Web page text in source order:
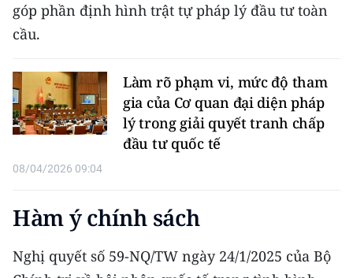
góp phần định hình trật tự pháp lý đầu tư toàn
cầu.
Làm rõ phạm vi, mức độ tham
gia của Cơ quan đại diện pháp
lý trong giải quyết tranh chấp
đầu tư quốc tế
08/04/2026 09:04
Hàm ý chính sách
Nghị quyết số 59-NQ/TW ngày 24/1/2025 của Bộ